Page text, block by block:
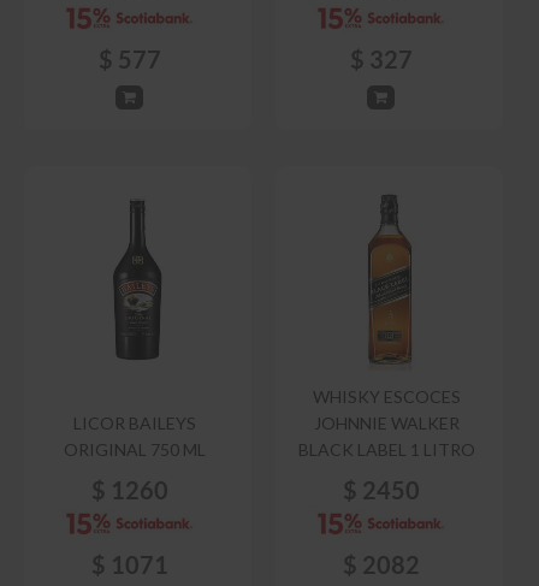
$ 577 $ 327
LICOR BAILEYS
ORIGINAL 750 ML
$ 1260
$ 1071
WHISKY ESCOCES
JOHNNIE WALKER
BLACK LABEL 1 LITRO
$ 2450
$ 2082